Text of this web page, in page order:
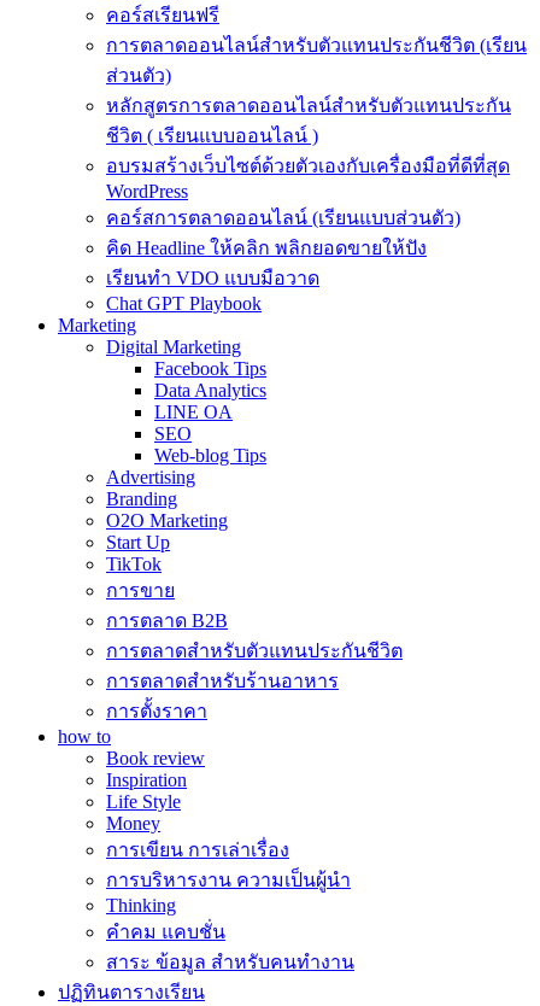
คอร์สเรียนฟรี
การตลาดออนไลน์สำหรับตัวแทนประกันชีวิต (เรียน
ส่วนตัว)
หลักสูตรการตลาดออนไลน์สำหรับตัวแทนประกัน
ชีวิต ( เรียนแบบออนไลน์ )
อบรมสร้างเว็บไซต์ด้วยตัวเองกับเครื่องมือที่ดีที่สุด
WordPress
คอร์สการตลาดออนไลน์ (เรียนแบบส่วนตัว)
คิด Headline ให้คลิก พลิกยอดขายให้ปัง
เรียนทำ VDO แบบมือวาด
Chat GPT Playbook
Marketing
Digital Marketing
Facebook Tips
Data Analytics
LINE OA
SEO
Web-blog Tips
Advertising
Branding
O2O Marketing
Start Up
TikTok
การขาย
การตลาด B2B
การตลาดสำหรับตัวแทนประกันชีวิต
การตลาดสำหรับร้านอาหาร
การตั้งราคา
how to
Book review
Inspiration
Life Style
Money
การเขียน การเล่าเรื่อง
การบริหารงาน ความเป็นผู้นำ
Thinking
คำคม แคบชั่น
สาระ ข้อมูล สำหรับคนทำงาน
ปฏิทินตารางเรียน